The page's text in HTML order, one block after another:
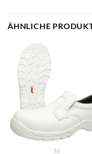
ÄHNLICHE
S2